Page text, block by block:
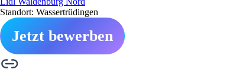
Standort: Wassertrüdingen
Jetzt bewerben